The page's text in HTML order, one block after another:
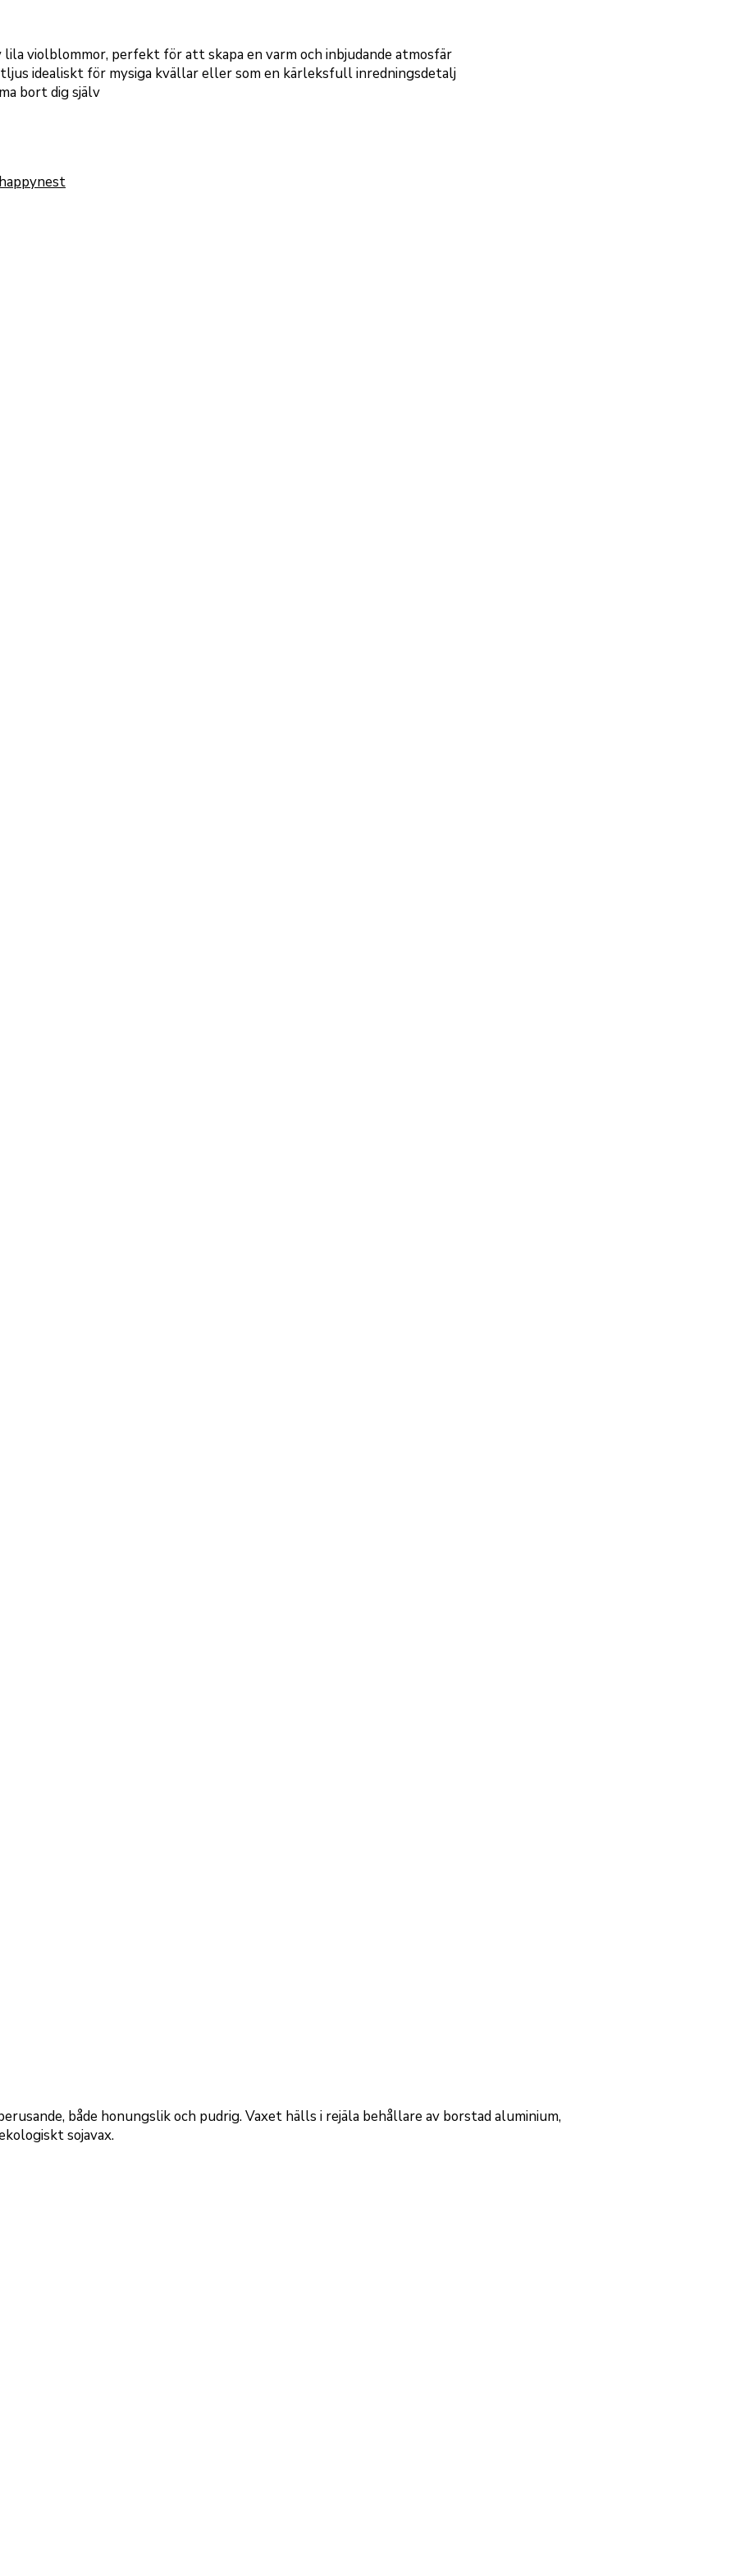
violblommor, perfekt för att skapa en varm och inbjudande atmosfär
idealiskt för mysiga kvällar eller som en kärleksfull inredningsdetalj
bort dig själv
happynest
både honungslik och pudrig. Vaxet hälls i rejäla behållare av borstad aluminium,
sojavax.